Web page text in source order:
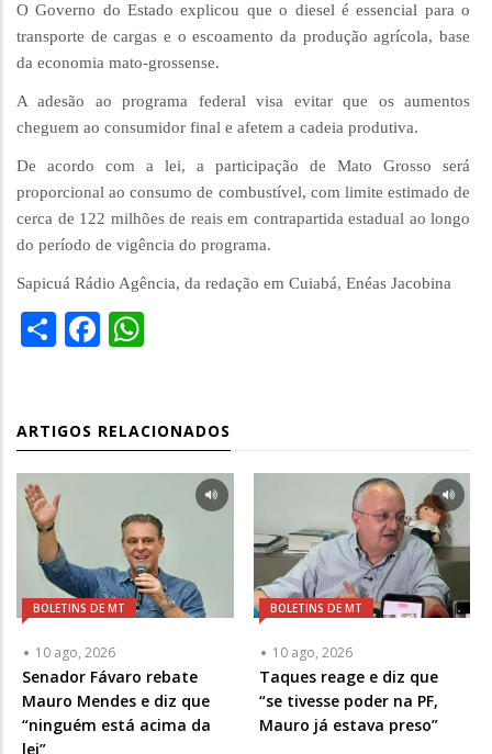
O Governo do Estado explicou que o diesel é essencial para o
transporte de cargas e o escoamento da produção agrícola, base
da economia mato-grossense.
A adesão ao programa federal visa evitar que os aumentos
cheguem ao consumidor final e afetem a cadeia produtiva.
De acordo com a lei, a participação de Mato Grosso será
proporcional ao consumo de combustível, com limite estimado de
cerca de 122 milhões de reais em contrapartida estadual ao longo
do período de vigência do programa.
Sapicuá Rádio Agência, da redação em Cuiabá, Enéas Jacobina
ShareFacebook
ARTIGOS RELACIONADOS
BOLETINS DE MT
10 ago, 2026
Senador Fávaro rebate
Mauro Mendes e diz que
“ninguém está acima da
lei”
BOLETINS DE MT
10 ago, 2026
Taques reage e diz que
“se tivesse poder na PF,
Mauro já estava preso”